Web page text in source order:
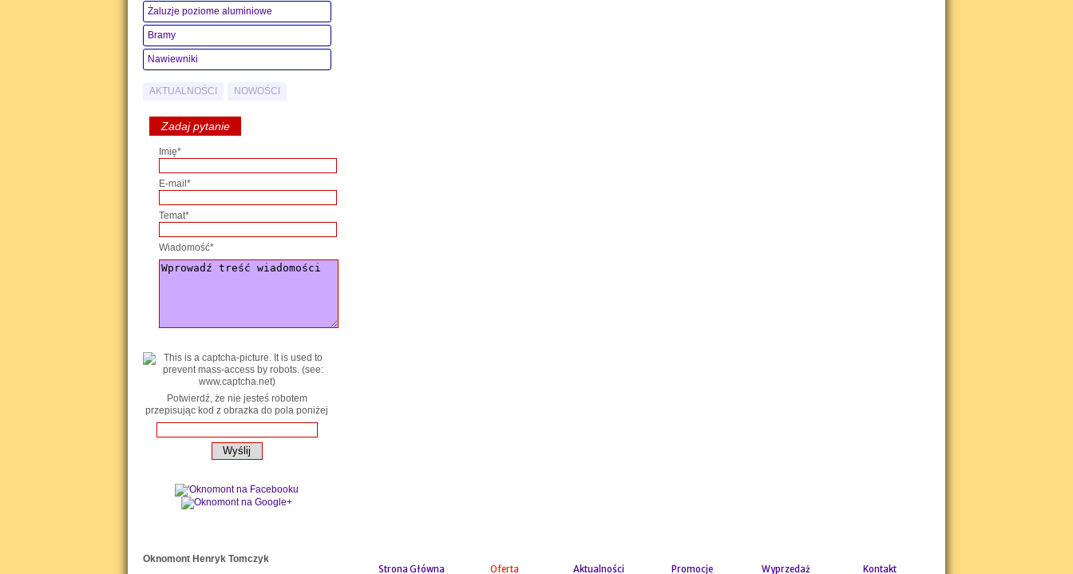
Żaluzje poziome aluminiowe
Bramy
Nawiewniki
AKTUALNOŚCI NOWOŚCI
Zadaj pytanie
Imię*
E-mail*
Temat*
Wiadomość*
Potwierdź, że nie jesteś robotem
przepisując kod z obrazka do pola poniżej
Strona Główna Oferta Aktualności Promocje Wyprzedaż Kontakt
Oknomont Henryk Tomczyk